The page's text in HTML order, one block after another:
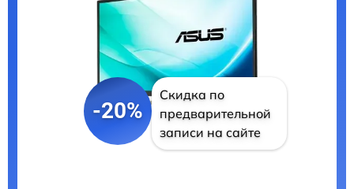
-20%
Скидка по
предварительной
записи на сайте